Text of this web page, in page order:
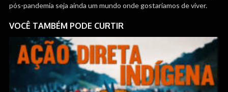
pós-pandemia seja ainda um mundo onde gostaríamos de viver.
VOCÊ TAMBÉM PODE CURTIR